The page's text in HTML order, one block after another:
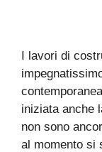
I lavori di
iniziata anche
non sono
al momento si